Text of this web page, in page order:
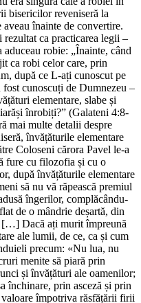
bisericilor reveniseră la
înainte de convertire.
rezultat ca practicarea legii –
robie: „Înainte, când
ca robi celor care, prin
după ce L-ați cunoscut pe
cunoscuți de Dumnezeu –
elementare, slabe și
înrobiți?” (Galateni 4:8-
mai multe detalii despre
învățăturile elementare
Coloseni cărora Pavel le-a
fure cu filozofia și cu o
după învățăturile elementare
să nu vă răpească premiul
îngerilor, complăcându-
de o mândrie deșartă, din
Dacă ați murit împreună
ale lumii, de ce, ca și cum
precum: «Nu lua, nu
menite să piară prin
și învățături ale oamenilor;
închinare, prin asceză și prin
împotriva răsfățării firii